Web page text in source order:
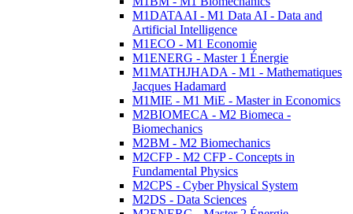
M1DATAAI - M1 Data AI - Data and
Artificial Intelligence
M1ECO - M1 Economie
M1ENERG - Master 1 Énergie
M1MATHJHADA - M1 - Mathematiques
Jacques Hadamard
M1MIE - M1 MiE - Master in Economics
M2BIOMECA - M2 Biomeca -
Biomechanics
M2BM - M2 Biomechanics
M2CFP - M2 CFP - Concepts in
Fundamental Physics
M2CPS - Cyber Physical System
M2DS - Data Sciences